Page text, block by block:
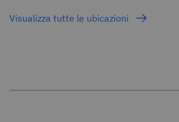
Visualizza tutte le ubicazioni